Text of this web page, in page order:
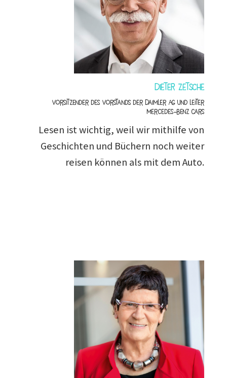
Dieter Zetsche
Vorsitzender des Vorstands der Daimler AG und Leiter
Mercedes-Benz Cars
Lesen ist wichtig, weil wir mithilfe von
Geschichten und Büchern noch weiter
reisen können als mit dem Auto.